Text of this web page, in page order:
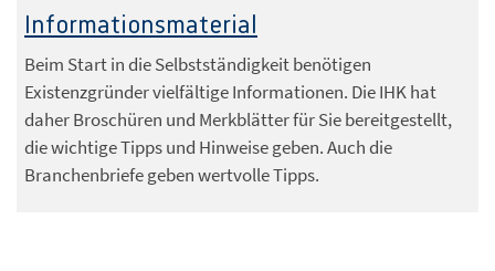
Informationsmaterial
Beim Start in die Selbstständigkeit benötigen
Existenzgründer vielfältige Informationen. Die IHK hat
daher Broschüren und Merkblätter für Sie bereitgestellt,
die wichtige Tipps und Hinweise geben. Auch die
Branchenbriefe geben wertvolle Tipps.